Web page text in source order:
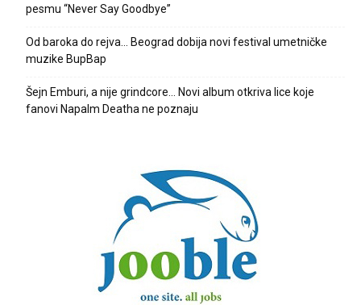
pesmu “Never Say Goodbye”
Od baroka do rejva… Beograd dobija novi festival umetničke
muzike BupBap
Šejn Emburi, a nije grindcore… Novi album otkriva lice koje
fanovi Napalm Deatha ne poznaju